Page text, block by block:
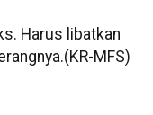
Harus libatkan
MFS)